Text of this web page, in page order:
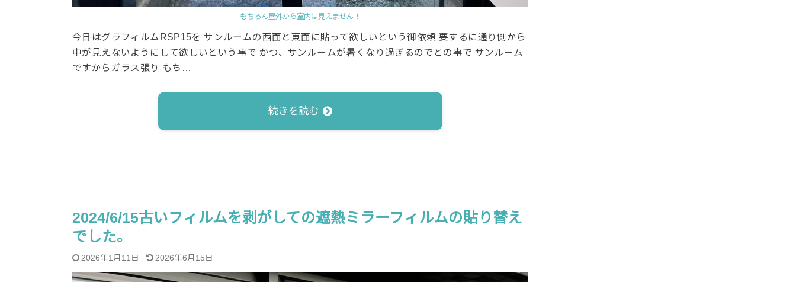
もちろん屋外から室内は見えません！
今日はグラフィルムRSP15を サンルームの西面と東面に貼って欲しいという御依頼 要するに通り側から
中が見えないようにして欲しいという事で かつ、サンルームが暑くなり過ぎるのでとの事で サンルーム
ですからガラス張り もち…
続きを読む
2024/6/15古いフィルムを剥がしての遮熱ミラーフィルムの貼り替え
でした。
2026年1月11日 2026年6月15日